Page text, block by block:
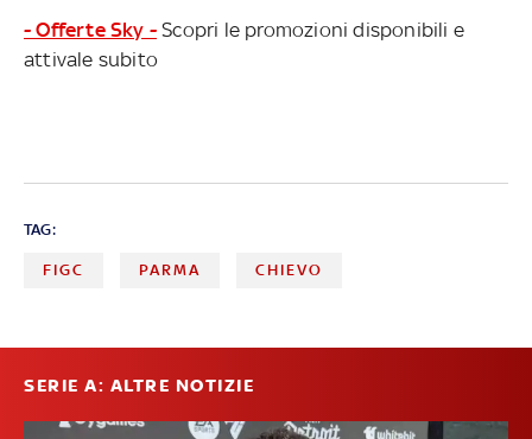
- Offerte Sky - Scopri le promozioni disponibili e
attivale subito
TAG:
FIGC PARMA CHIEVO
SERIE A: ALTRE NOTIZIE